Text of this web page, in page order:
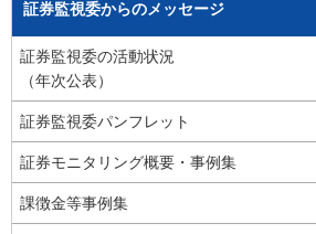
証券監視委からのメッセージ
証券監視委の活動状況
（年次公表）
証券監視委パンフレット
証券モニタリング概要・事例集
課徴金等事例集